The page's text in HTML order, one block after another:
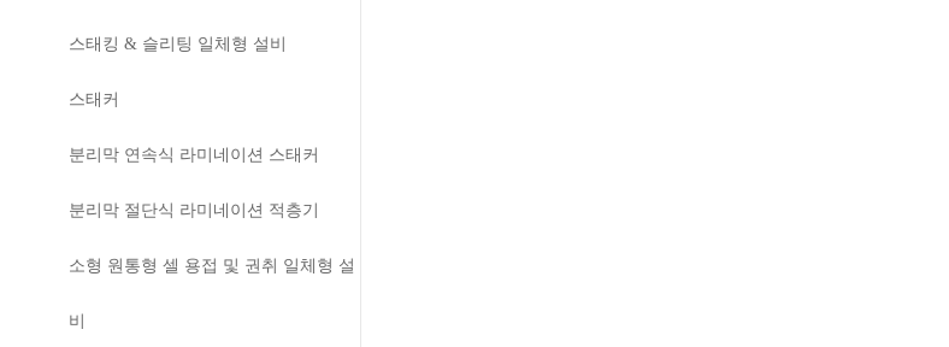
스태킹 & 슬리팅 일체형 설비
스태커
분리막 연속식 라미네이션 스태커
분리막 절단식 라미네이션 적층기
소형 원통형 셀 용접 및 권취 일체형 설
비